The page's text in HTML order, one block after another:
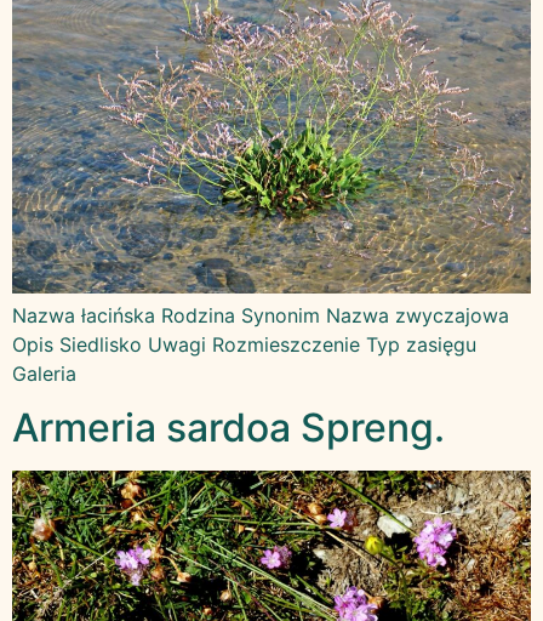
Nazwa łacińska Rodzina Synonim Nazwa zwyczajowa
Opis Siedlisko Uwagi Rozmieszczenie Typ zasięgu
Galeria
Armeria sardoa Spreng.